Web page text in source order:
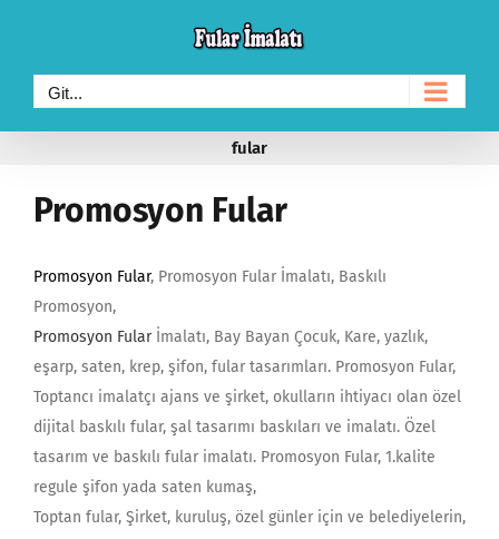
content
Git...
fular
Promosyon Fular
Promosyon Fular, Promosyon Fular İmalatı, Baskılı
Promosyon,
Promosyon Fularİmalatı, Bay Bayan Çocuk, Kare, yazlık,
eşarp, saten, krep, şifon, fular tasarımları. Promosyon Fular,
Toptancı imalatçı ajans ve şirket, okulların ihtiyacı olan özel
dijital baskılı fular, şal tasarımı baskıları ve imalatı. Özel
tasarım ve baskılı fular imalatı. Promosyon Fular, 1.kalite
regule şifon yada saten kumaş,
Toptan fular, Şirket, kuruluş, özel günler için ve belediyelerin,